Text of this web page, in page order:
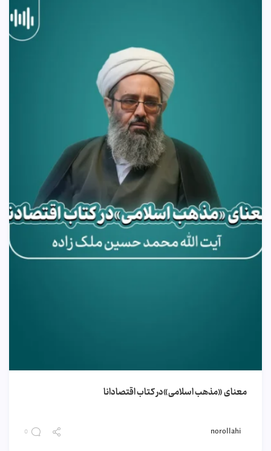
معنای «مذهب اسلامی»در کتاب اقتصادانا
norollahi
0